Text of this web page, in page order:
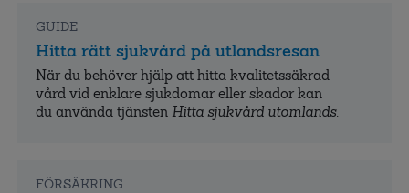
GUIDE
Hitta rätt sjukvård på utlandsresan
När du behöver hjälp att hitta kvalitets­säkrad
vård vid enklare sjukdomar eller skador kan
du använda tjänsten Hitta sjukvård utomlands.
FÖRSÄKRING